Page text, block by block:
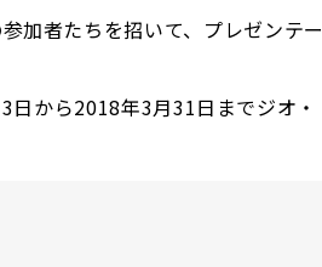
加者たちを招いて、プレゼンテー
から2018年3月31日までジオ・